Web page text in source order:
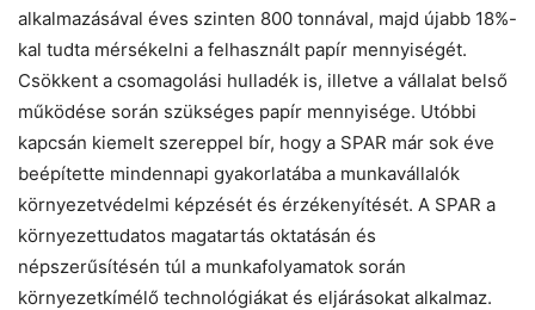
alkalmazásával éves szinten 800 tonnával, majd újabb 18%-
kal tudta mérsékelni a felhasznált papír mennyiségét.
Csökkent a csomagolási hulladék is, illetve a vállalat belső
működése során szükséges papír mennyisége. Utóbbi
kapcsán kiemelt szereppel bír, hogy a SPAR már sok éve
beépítette mindennapi gyakorlatába a munkavállalók
környezetvédelmi képzését és érzékenyítését. A SPAR a
környezettudatos magatartás oktatásán és
népszerűsítésén túl a munkafolyamatok során
környezetkímélő technológiákat és eljárásokat alkalmaz.